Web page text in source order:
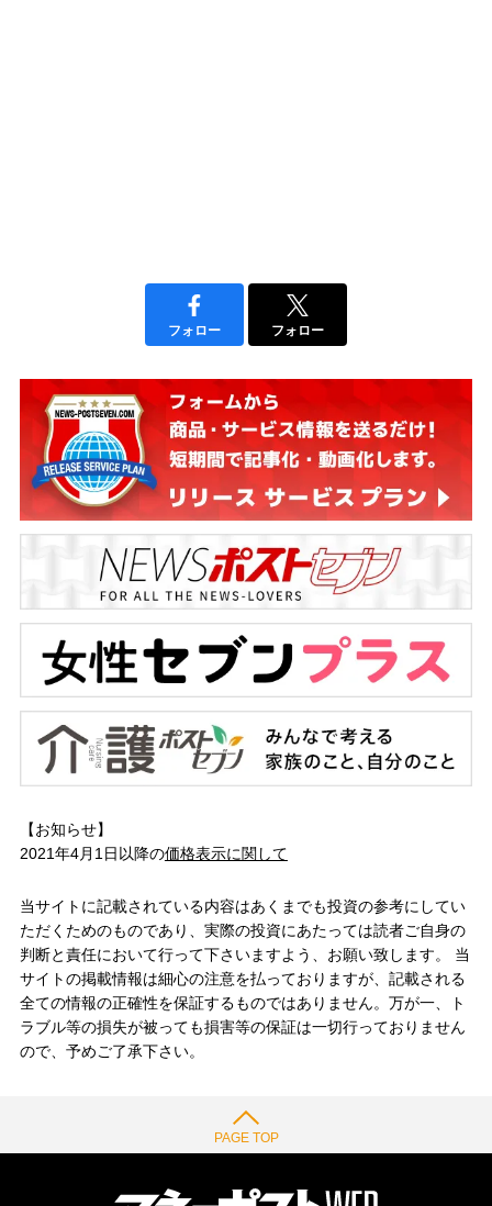
フォロー フォロー
【お知らせ】
2021年4月1日以降の価格表示に関して
当サイトに記載されている内容はあくまでも投資の参考にしてい
ただくためのものであり、実際の投資にあたっては読者ご自身の
判断と責任において行って下さいますよう、お願い致します。 当
サイトの掲載情報は細心の注意を払っておりますが、記載される
全ての情報の正確性を保証するものではありません。万が一、ト
ラブル等の損失が被っても損害等の保証は一切行っておりません
ので、予めご了承下さい。
PAGE TOP